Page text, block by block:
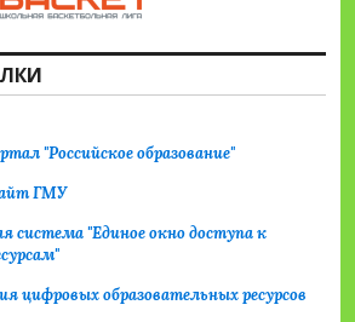
"Российское образование"
ГМУ
система "Единое окно доступа к
цифровых образовательных ресурсов